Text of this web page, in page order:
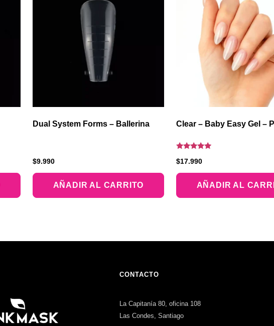
Dual System Forms – Ballerina
$9.990
AÑADIR AL CARRITO
Clear – Baby Easy Gel –
con
de 5
$17.990
AÑADIR AL
CONTACTO
La Capitanía 80, oficina 108
Las Condes, Santiago